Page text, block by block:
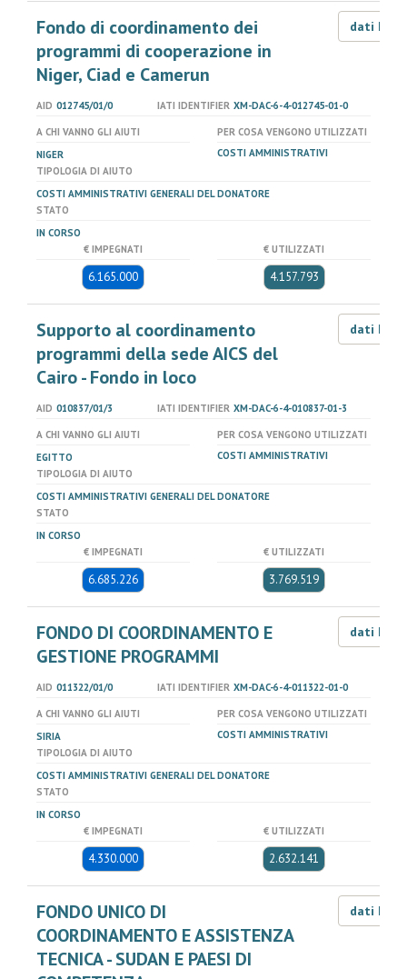
Fondo di coordinamento dei
programmi di cooperazione in
Niger, Ciad e Camerun
dati LOD
AID 012745/01/0 IATI IDENTIFIER XM-DAC-6-4-012745-01-0
A CHI VANNO GLI AIUTI
NIGER
PER COSA VENGONO UTILIZZATI
COSTI AMMINISTRATIVI
TIPOLOGIA DI AIUTO
COSTI AMMINISTRATIVI GENERALI DEL DONATORE
STATO
IN CORSO
€ IMPEGNATI
6.165.000
€ UTILIZZATI
4.157.793
Supporto al coordinamento
programmi della sede AICS del
Cairo - Fondo in loco
dati LOD
AID 010837/01/3 IATI IDENTIFIER XM-DAC-6-4-010837-01-3
A CHI VANNO GLI AIUTI
EGITTO
PER COSA VENGONO UTILIZZATI
COSTI AMMINISTRATIVI
TIPOLOGIA DI AIUTO
COSTI AMMINISTRATIVI GENERALI DEL DONATORE
STATO
IN CORSO
€ IMPEGNATI
6.685.226
€ UTILIZZATI
3.769.519
FONDO DI COORDINAMENTO E
GESTIONE PROGRAMMI
dati LOD
AID 011322/01/0 IATI IDENTIFIER XM-DAC-6-4-011322-01-0
A CHI VANNO GLI AIUTI
SIRIA
PER COSA VENGONO UTILIZZATI
COSTI AMMINISTRATIVI
TIPOLOGIA DI AIUTO
COSTI AMMINISTRATIVI GENERALI DEL DONATORE
STATO
IN CORSO
€ IMPEGNATI
4.330.000
€ UTILIZZATI
2.632.141
FONDO UNICO DI
COORDINAMENTO E ASSISTENZA
TECNICA - SUDAN E PAESI DI
dati LOD